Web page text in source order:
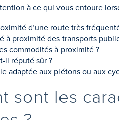
à ce qui vous entoure
d’une route très
à proximité des transports
commodités à proximité ?
il réputé sûr ?
adaptée aux piétons ou aux
sont les